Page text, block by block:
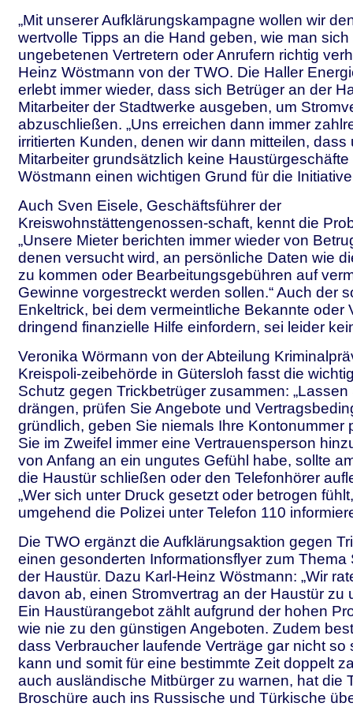
„Mit unserer Aufklärungskampagne wollen wir
wertvolle Tipps an die Hand geben, wie man sich
ungebetenen Vertretern oder Anrufern richtig
Heinz Wöstmann von der TWO. Die Haller
erlebt immer wieder, dass sich Betrüger an der
Mitarbeiter der Stadtwerke ausgeben, um
abzuschließen. „Uns erreichen dann immer
irritierten Kunden, denen wir dann mitteilen, dass
Mitarbeiter grundsätzlich keine Haustürgeschäfte
Wöstmann einen wichtigen Grund für die
Auch Sven Eisele, Geschäftsführer der
Kreiswohnstättengenossen-schaft, kennt die
„Unsere Mieter berichten immer wieder von
denen versucht wird, an persönliche Daten wie
zu kommen oder Bearbeitungsgebühren auf
Gewinne vorgestreckt werden sollen.“ Auch der
Enkeltrick, bei dem vermeintliche Bekannte oder
dringend finanzielle Hilfe einfordern, sei leider
Veronika Wörmann von der Abteilung
Kreispoli-zeibehörde in Gütersloh fasst die
Schutz gegen Trickbetrüger zusammen:
drängen, prüfen Sie Angebote und
gründlich, geben Sie niemals Ihre Kontonummer
Sie im Zweifel immer eine Vertrauensperson
von Anfang an ein ungutes Gefühl habe, sollte
die Haustür schließen oder den Telefonhörer
„Wer sich unter Druck gesetzt oder betrogen
umgehend die Polizei unter Telefon 110
Die TWO ergänzt die Aufklärungsaktion gegen
einen gesonderten Informationsflyer zum Thema
der Haustür. Dazu Karl-Heinz Wöstmann: „Wir
davon ab, einen Stromvertrag an der Haustür zu
Ein Haustürangebot zählt aufgrund der hohen
wie nie zu den günstigen Angeboten. Zudem
dass Verbraucher laufende Verträge gar nicht so
kann und somit für eine bestimmte Zeit doppelt
auch ausländische Mitbürger zu warnen, hat die
Broschüre auch ins Russische und Türkische